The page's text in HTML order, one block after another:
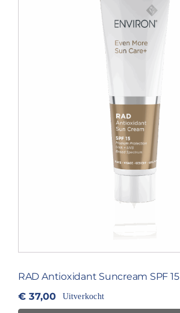
RAD Antioxidant Suncream SPF 15
€ 37,00 Uitverkocht